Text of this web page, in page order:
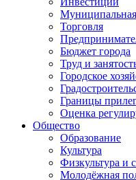
Муниципальная
Торговля
Бюджет города
Труд и
Городское
Границы
Оценка
Общество
Образование
Культура
Физкультура и
Молодёжная